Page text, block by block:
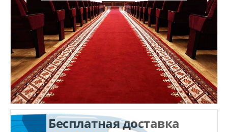
Бесплатная доставка